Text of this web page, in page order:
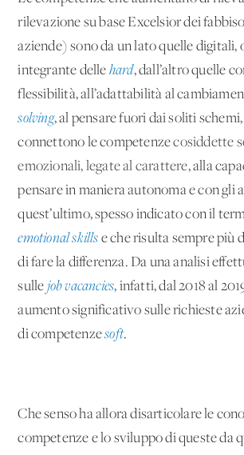
rilevazione su base Excelsior dei
aziende) sono da un lato quelle digitali,
integrante delle hard, dall’altro quelle
flessibilità, all’adattabilità al
solving, al pensare fuori dai soliti
connettono le competenzecosiddette
emozionali, legate al carattere, alla
pensare in maniera autonoma e con gli
quest’ultimo, spesso indicato con il
emotional skills e che risulta sempre più
di fare la differenza. Da una analisi
sulle job vacancies, infatti, dal 2018 al
aumento significativo sulle richieste
di competenzesoft.
Che senso ha allora disarticolare le
competenze e lo sviluppo di queste da